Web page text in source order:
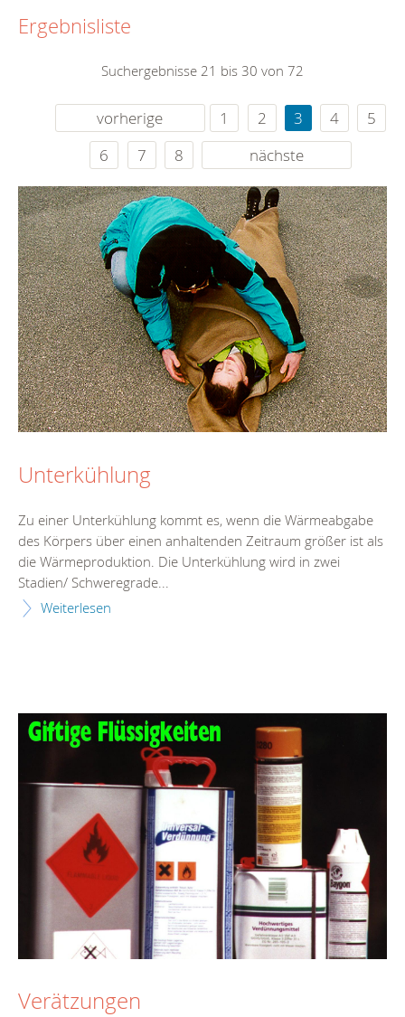
Ergebnisliste
Suchergebnisse 21 bis 30 von 72
vorherige 1 2 3 4
5
6
7 8 nächste
Unterkühlung
Zu einer Unterkühlung kommt es, wenn die Wärmeabgabe
des Körpers über einen anhaltenden Zeitraum größer ist als
die Wärmeproduktion. Die Unterkühlung wird in zwei
Stadien/ Schweregrade...
Weiterlesen
Verätzungen